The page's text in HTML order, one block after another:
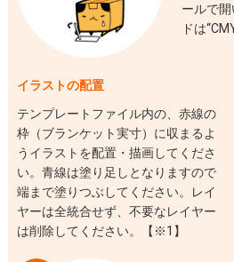
ールで
ドは
イラストの配置
テンプレートファイル内の、赤線の
枠（ブランケット実寸）に収まるよ
うイラストを配置・描画してくださ
い。青線は塗り足しとなりますので
端まで塗りつぶしてください。レイ
ヤーは全統合せず、不要なレイヤー
は削除してください。【※1】